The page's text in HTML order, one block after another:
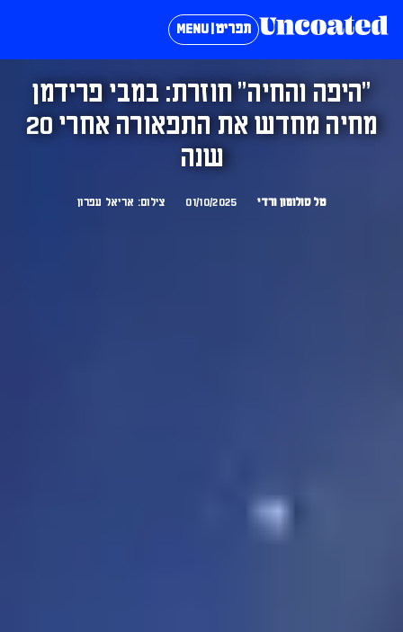
תפריט | MENU
״היפה והחיה״ חוזרת: במבי פרידמן
מחיה מחדש את התפאורה אחרי 20
שנה
טל סולומון ורדי 01/10/2025 צילום: אריאל עפרון